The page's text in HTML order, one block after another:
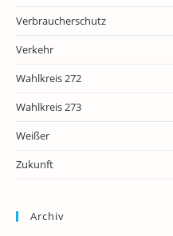
Verbraucherschutz
Verkehr
Wahlkreis 272
Wahlkreis 273
Weißer
Zukunft
Archiv